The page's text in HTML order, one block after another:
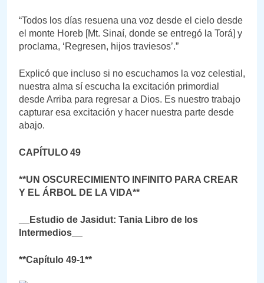
“Todos los días resuena una voz desde el cielo desde
el monte Horeb [Mt. Sinaí, donde se entregó la Torá] y
proclama, ‘Regresen, hijos traviesos’.”
Explicó que incluso si no escuchamos la voz celestial,
nuestra alma sí escucha la excitación primordial
desde Arriba para regresar a Dios. Es nuestro trabajo
capturar esa excitación y hacer nuestra parte desde
abajo.
CAPÍTULO 49
**UN OSCURECIMIENTO INFINITO PARA CREAR
Y EL ÁRBOL DE LA VIDA**
__Estudio de Jasidut: Tania Libro de los
Intermedios__
**Capítulo 49-1**